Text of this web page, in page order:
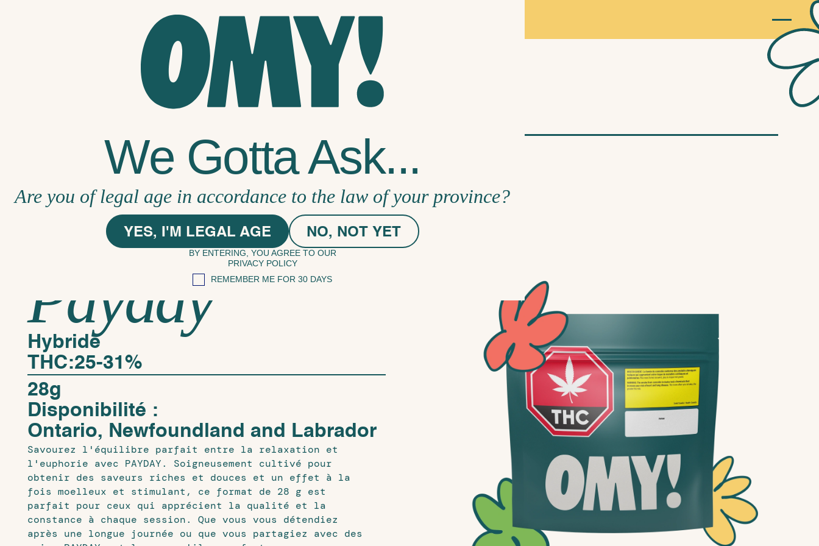
We Gotta Ask...
Are you of legal age in accordance to the law of your province?
YES, I'M LEGAL AGE NO, NOT YET
BY ENTERING, YOU AGREE TO OUR
PRIVACY POLICY
REMEMBER ME FOR 30 DAYS
Payday
Hybride
THC:25-31%
28g
Disponibilité :
Ontario, Newfoundland and Labrador
Savourez l'équilibre parfait entre la relaxation et
l'euphorie avec PAYDAY. Soigneusement cultivé pour
obtenir des saveurs riches et douces et un effet à la
fois moelleux et stimulant, ce format de 28 g est
parfait pour ceux qui apprécient la qualité et la
constance à chaque session. Que vous vous détendiez
après une longue journée ou que vous partagiez avec des